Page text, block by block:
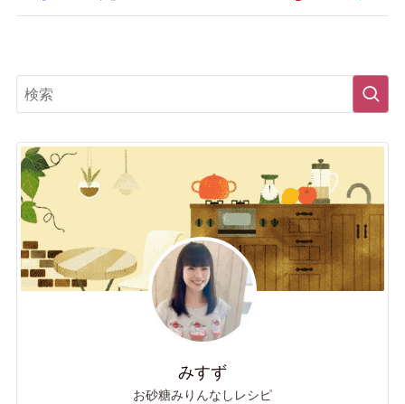
みすず
お砂糖みりんなしレシピ